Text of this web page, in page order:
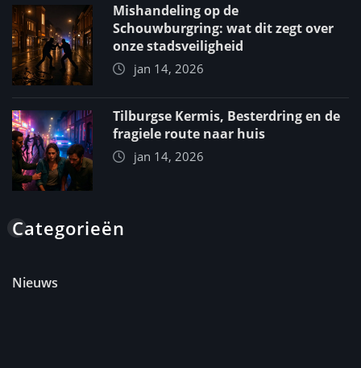
Mishandeling op de
Schouwburgring: wat dit zegt over
onze stadsveiligheid
jan 14, 2026
Tilburgse Kermis, Besterdring en de
fragiele route naar huis
jan 14, 2026
Categorieën
Nieuws